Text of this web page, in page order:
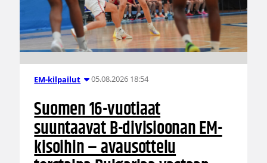
EM-kilpailut 05.08.2026 18:54
Suomen 16-vuotiaat
suuntaavat B-divisioonan EM-
kisoihin – avausottelu